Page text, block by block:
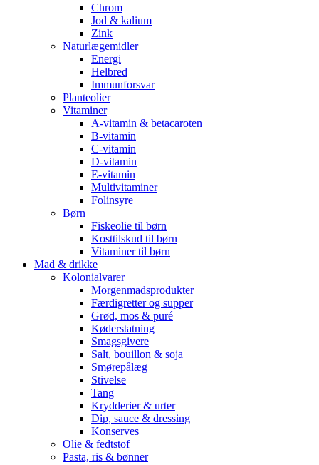
Chrom
Jod & kalium
Zink
Naturlægemidler
Energi
Helbred
Immunforsvar
Planteolier
Vitaminer
A-vitamin & betacaroten
B-vitamin
C-vitamin
D-vitamin
E-vitamin
Multivitaminer
Folinsyre
Børn
Fiskeolie til børn
Kosttilskud til børn
Vitaminer til børn
Mad & drikke
Kolonialvarer
Morgenmadsprodukter
Færdigretter og supper
Grød, mos & puré
Køderstatning
Smagsgivere
Salt, bouillon & soja
Smørepålæg
Stivelse
Tang
Krydderier & urter
Dip, sauce & dressing
Konserves
Olie & fedtstof
Pasta, ris & bønner